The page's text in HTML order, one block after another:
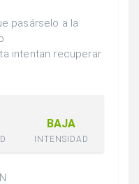
pasárselo a la
intentan recuperar
BAJA
INTENSIDAD